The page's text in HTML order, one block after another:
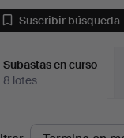
Suscribir búsqueda
Subastas en curso
8 lotes